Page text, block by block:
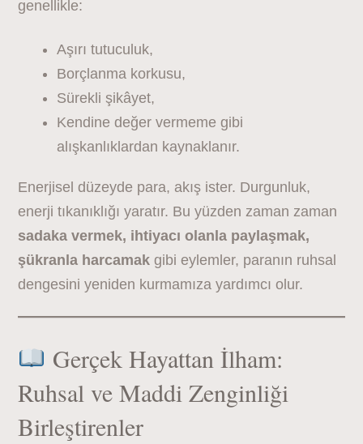
genellikle:
Aşırı tutuculuk,
Borçlanma korkusu,
Sürekli şikâyet,
Kendine değer vermeme gibi
alışkanlıklardan kaynaklanır.
Enerjisel düzeyde para, akış ister. Durgunluk,
enerji tıkanıklığı yaratır. Bu yüzden zaman zaman
sadaka vermek, ihtiyacı olanla paylaşmak,
şükranla harcamak gibi eylemler, paranın ruhsal
dengesini yeniden kurmamıza yardımcı olur.
Gerçek Hayattan İlham:
Ruhsal ve Maddi Zenginliği
Birleştirenler